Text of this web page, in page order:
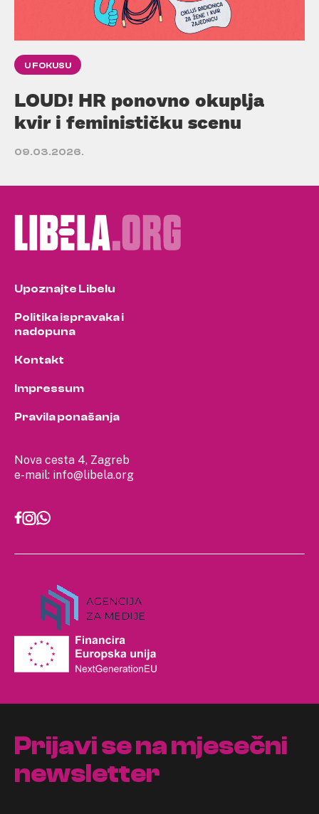
U FOKUSU
LOUD! HR ponovno okuplja
kvir i feminističku scenu
09.03.2026.
Nova cesta 4, Zagreb
e-mail: info@libela.org
Upoznajte Libelu
Politika ispravaka i
nadopuna
Kontakt
Impressum
Pravila ponašanja
Prijavi se na mjesečni
newsletter